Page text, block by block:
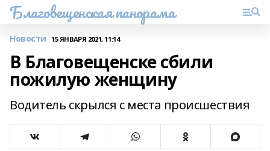
Благовещенская панорама
Новости 15 ЯНВАРЯ 2021, 11:14
В Благовещенске сбили
пожилую женщину
Водитель скрылся с места происшествия